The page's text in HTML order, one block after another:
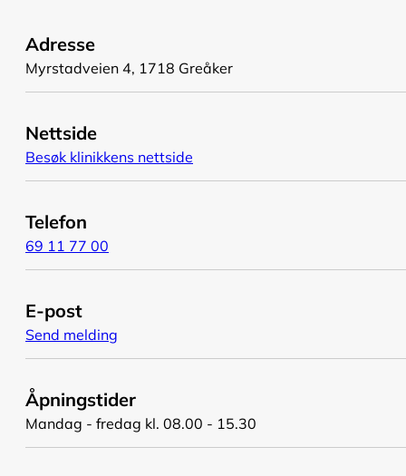
Adresse
Myrstadveien 4, 1718 Greåker
Åpningstider
Mandag - fredag kl. 08.00 - 15.30
Telefon
69 11 77 00
E-post
Send melding
Nettside
Besøk klinikkens nettside